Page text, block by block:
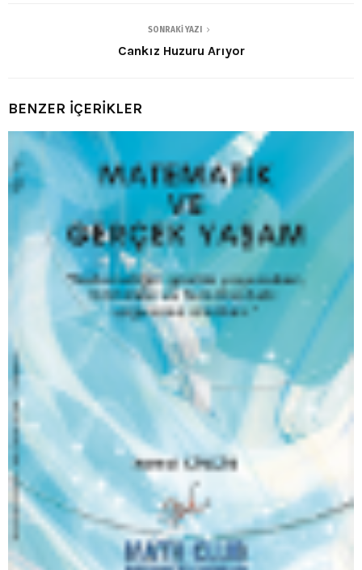
SONRAKI YAZI
Cankız Huzuru Arıyor
BENZER İÇERİKLER